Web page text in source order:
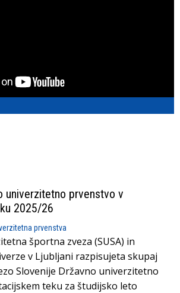
univerzitetno prvenstvo v
2025/26
prvenstva
športna zveza (SUSA) in
v Ljubljani razpisujeta skupaj
Slovenije Državno univerzitetno
teku za študijsko leto